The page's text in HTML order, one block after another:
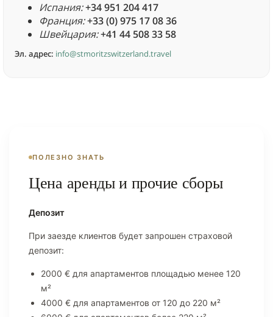
Испания:+34 951 204 417
Франция:+33 (0) 975 17 08 36
Швейцария:+41 44 508 33 58
Эл. адрес: info@stmoritzswitzerland.travel
ПОЛЕЗНО ЗНАТЬ
Цена аренды и прочие сборы
Депозит
При заезде клиентов будет запрошен страховой
депозит:
2000 € для апартаментов площадью менее 120
м²
4000 € для апартаментов от 120 до 220 м²